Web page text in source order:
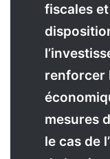
fiscales
renforcer
mesures
le cas de